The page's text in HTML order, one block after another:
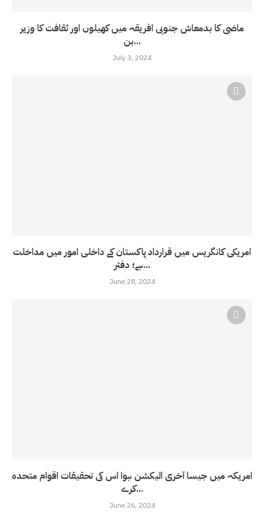
ماضی کا بدمعاش جنوبی افریقہ میں کھیلوں اور ثقافت کا وزیر
بن...
July 3, 2024
امریکی کانگریس میں قرارداد پاکستان کے داخلی امور میں مداخلت
ہے؛ دفتر...
June 28, 2024
امریکہ میں جیسا آخری الیکشن ہوا اس کی تحقیقات اقوام متحدہ
کرے...
June 26, 2024